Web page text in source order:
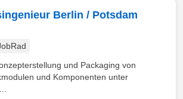
Berlin / Potsdam
und Packaging von
und Komponenten unter